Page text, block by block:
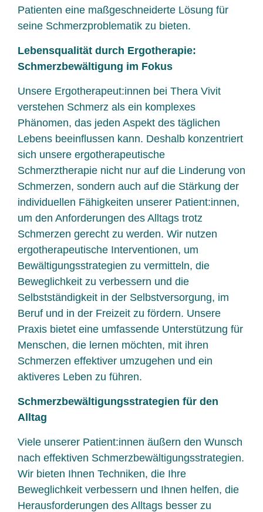
Patienten eine maßgeschneiderte Lösung für
seine Schmerzproblematik zu bieten.
Lebensqualität durch Ergotherapie:
Schmerzbewältigung im Fokus
Unsere Ergotherapeut:innen bei Thera Vivit
verstehen Schmerz als ein komplexes
Phänomen, das jeden Aspekt des täglichen
Lebens beeinflussen kann. Deshalb konzentriert
sich unsere ergotherapeutische
Schmerztherapie nicht nur auf die Linderung von
Schmerzen, sondern auch auf die Stärkung der
individuellen Fähigkeiten unserer Patient:innen,
um den Anforderungen des Alltags trotz
Schmerzen gerecht zu werden. Wir nutzen
ergotherapeutische Interventionen, um
Bewältigungsstrategien zu vermitteln, die
Beweglichkeit zu verbessern und die
Selbstständigkeit in der Selbstversorgung, im
Beruf und in der Freizeit zu fördern. Unsere
Praxis bietet eine umfassende Unterstützung für
Menschen, die lernen möchten, mit ihren
Schmerzen effektiver umzugehen und ein
aktiveres Leben zu führen.
Schmerzbewältigungsstrategien für den
Alltag
Viele unserer Patient:innen äußern den Wunsch
nach effektiven Schmerzbewältigungsstrategien.
Wir bieten Ihnen Techniken, die Ihre
Beweglichkeit verbessern und Ihnen helfen, die
Herausforderungen des Alltags besser zu